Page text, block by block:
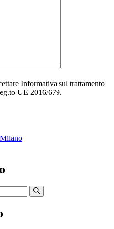
Informativa sul trattamento
UE 2016/679.